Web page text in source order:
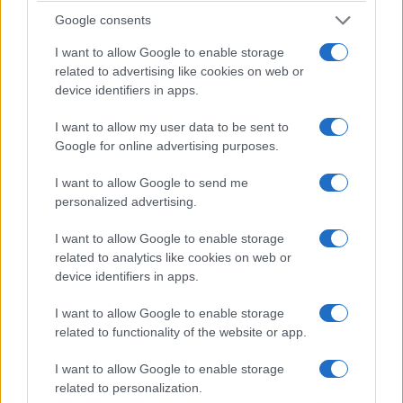
Google consents
I want to allow Google to enable storage
related to advertising like cookies on web or
device identifiers in apps.
I want to allow my user data to be sent to
Google for online advertising purposes.
I want to allow Google to send me
personalized advertising.
I want to allow Google to enable storage
related to analytics like cookies on web or
device identifiers in apps.
I want to allow Google to enable storage
related to functionality of the website or app.
I want to allow Google to enable storage
related to personalization.
modo strutturale sui meccanismi interni della
giustizia amministrativo-contabile, tracciando un
solco netto tra le funzioni di accusa e quelle
giudicanti. Lo schema normativo stabilisce infatti
una netta separazione delle carriere tra chi svolge
funzioni requirenti e giudicanti, rendendo il
complesso e imponendo un periodo di tre anni
negli uffici di controllo per chiunque intenda
cambiare incarico. Contestualmente, la riforma
assegna un più incisivo ruolo di indirizzo al
Procuratore generale, chiamato a definire le
priorità investigative e i criteri di perseguimento
del danno erariale su scala nazionale. Un capitolo
determinante del riassetto riguarda proprio
l’efficienza complessiva degli apparati territoriali e